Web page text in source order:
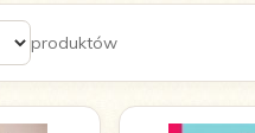
produktów